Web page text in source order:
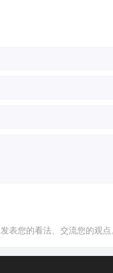
表您的看法、交流您的观点